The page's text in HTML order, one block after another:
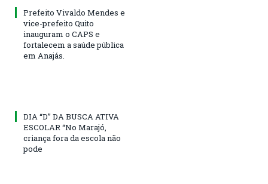
Prefeito Vivaldo Mendes e
vice-prefeito Quito
inauguram o CAPS e
fortalecem a saúde pública
em Anajás.
DIA “D” DA BUSCA ATIVA
ESCOLAR “No Marajó,
criança fora da escola não
pode